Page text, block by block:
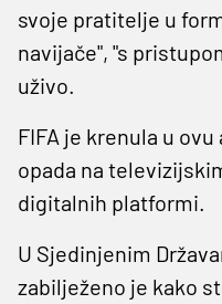
svoje pratitelje u
navijače", "s
uživo.
FIFA je krenula u
opada na
digitalnih platformi.
U Sjedinjenim
zabilježeno je kako